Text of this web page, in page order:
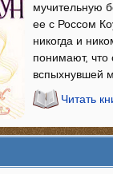
мучительную
ее с Россом
никогда и
понимают, что
вспыхнувшей
Читать